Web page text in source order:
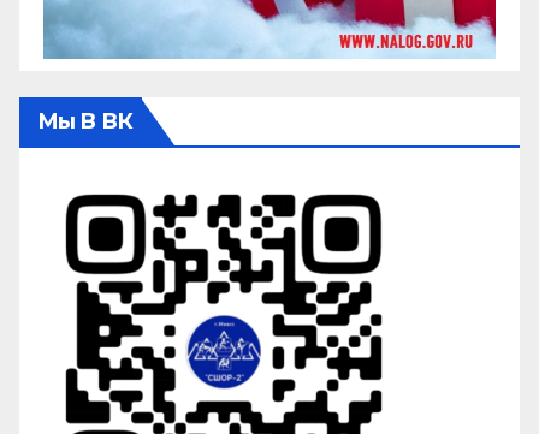
Мы В ВК